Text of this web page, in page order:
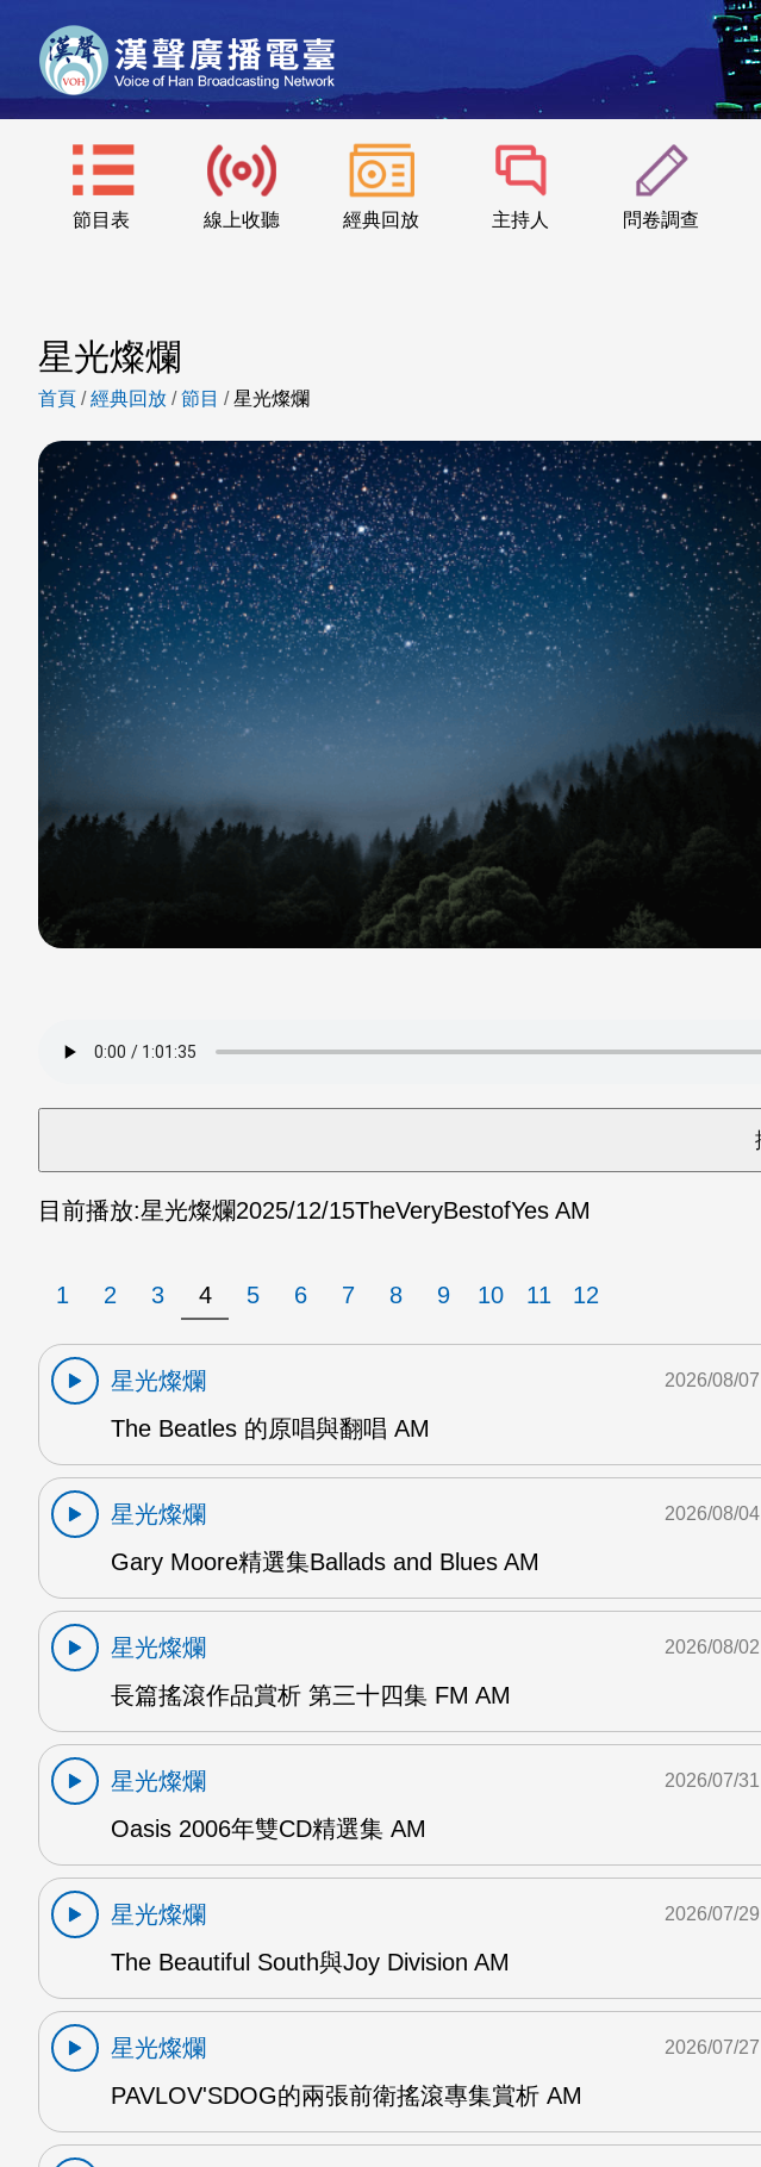
節目表 線上收聽 經典回放 主持人 問卷調查
星光燦爛
首頁 /經典回放 /節目 /星光燦爛
目前播放:星光燦爛2025/12/15TheVeryBestofYes AM
1 2 3 4 5 6 7 8 9 10 11 12
星光燦爛
The Beatles 的原唱與翻唱 AM
2026/08/07
星光燦爛
Gary Moore精選集Ballads and Blues AM
2026/08/04
星光燦爛
長篇搖滾作品賞析 第三十四集 FM AM
2026/08/02
星光燦爛
Oasis 2006年雙CD精選集 AM
2026/07/31
星光燦爛
The Beautiful South與Joy Division AM
2026/07/29
星光燦爛
PAVLOV'SDOG的兩張前衛搖滾專集賞析 AM
2026/07/27